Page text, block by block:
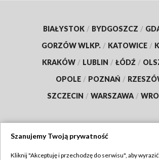
BIAŁYSTOK / BYDGOSZCZ /
GORZÓW WLKP. / KATOWICE /
KRAKÓW / LUBLIN / ŁÓDŹ /
OPOLE / POZNAŃ /
SZCZECIN / WARSZAWA /
Szanujemy Twoją prywatność
Kliknij "Akceptuję i przechodzę do serwisu", aby